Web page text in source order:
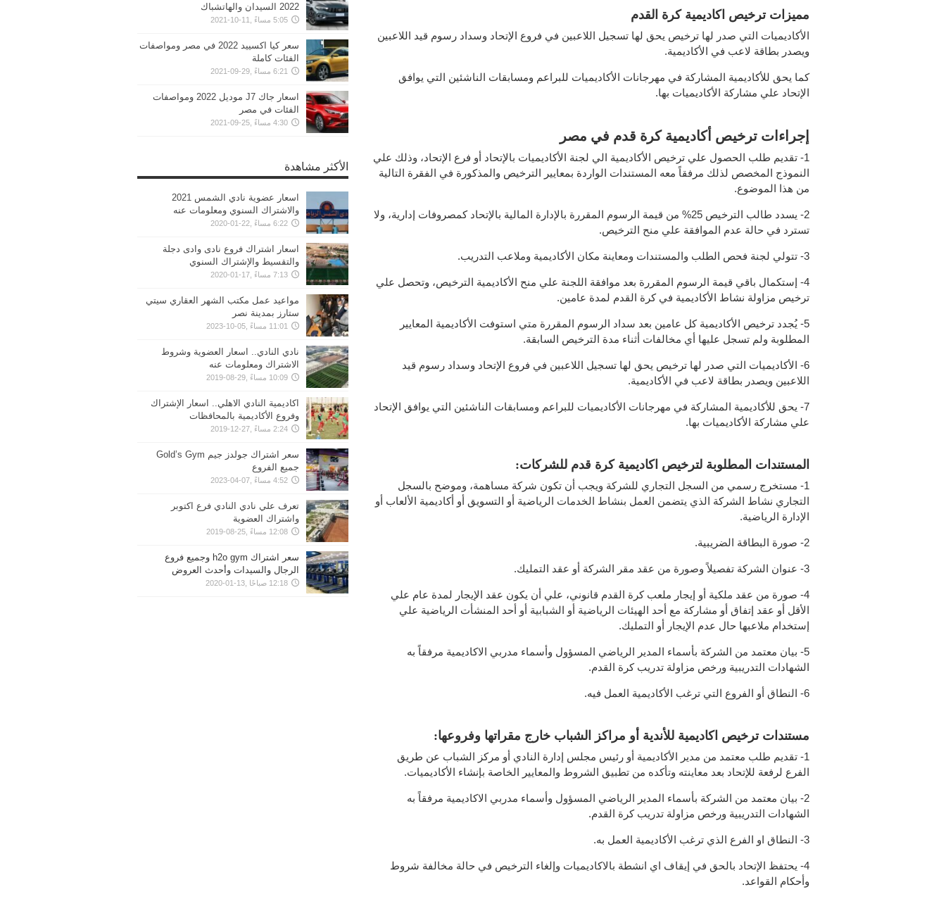
مميزات ترخيص اكاديمية كرة القدم
الأكاديميات التي صدر لها ترخيص يحق لها تسجيل اللاعبين في فروع الإتحاد وسداد رسوم قيد اللاعبين
ويصدر بطاقة لاعب في الأكاديمية.
كما يحق للأكاديمية المشاركة في مهرجانات الأكاديميات للبراعم ومسابقات الناشئين التي يوافق
الإتحاد علي مشاركة الأكاديميات بها.
إجراءات ترخيص أكاديمية كرة قدم في مصر
1- تقديم طلب الحصول علي ترخيص الأكاديمية الي لجنة الأكاديميات بالإتحاد أو فرع الإتحاد، وذلك علي
النموذج المخصص لذلك مرفقاً معه المستندات الواردة بمعايير الترخيص والمذكورة في الفقرة التالية
من هذا الموضوع.
2- يسدد طالب الترخيص 25% من قيمة الرسوم المقررة بالإدارة المالية بالإتحاد كمصروفات إدارية، ولا
تسترد في حالة عدم الموافقة علي منح الترخيص.
3- تتولي لجنة فحص الطلب والمستندات ومعاينة مكان الأكاديمية وملاعب التدريب.
4- إستكمال باقي قيمة الرسوم المقررة بعد موافقة اللجنة علي منح الأكاديمية الترخيص، وتحصل علي
ترخيص مزاولة نشاط الأكاديمية في كرة القدم لمدة عامين.
5- يُجدد ترخيص الأكاديمية كل عامين بعد سداد الرسوم المقررة متي استوفت الأكاديمية المعايير
المطلوبة ولم تسجل عليها أي مخالفات أثناء مدة الترخيص السابقة.
6- الأكاديميات التي صدر لها ترخيص يحق لها تسجيل اللاعبين في فروع الإتحاد وسداد رسوم قيد
اللاعبين ويصدر بطاقة لاعب في الأكاديمية.
7- يحق للأكاديمية المشاركة في مهرجانات الأكاديميات للبراعم ومسابقات الناشئين التي يوافق الإتحاد
علي مشاركة الأكاديميات بها.
المستندات المطلوبة لترخيص اكاديمية كرة قدم للشركات:
1- مستخرج رسمي من السجل التجاري للشركة ويجب أن تكون شركة مساهمة، وموضح بالسجل
التجاري نشاط الشركة الذي يتضمن العمل بنشاط الخدمات الرياضية أو التسويق أو أكاديمية الألعاب أو
الإدارة الرياضية.
2- صورة البطاقة الضريبية.
3- عنوان الشركة تفصيلاً وصورة من عقد مقر الشركة أو عقد التمليك.
4- صورة من عقد ملكية أو إيجار ملعب كرة القدم قانوني، علي أن يكون عقد الإيجار لمدة عام علي
الأقل أو عقد إتفاق أو مشاركة مع أحد الهيئات الرياضية أو الشبابية أو أحد المنشأت الرياضية علي
إستخدام ملاعبها حال عدم الإيجار أو التمليك.
5- بيان معتمد من الشركة بأسماء المدير الرياضي المسؤول وأسماء مدربي الاكاديمية مرفقاً به
الشهادات التدريبية ورخص مزاولة تدريب كرة القدم.
6- النطاق أو الفروع التي ترغب الأكاديمية العمل فيه.
مستندات ترخيص اكاديمية للأندية أو مراكز الشباب خارج مقراتها وفروعها:
1- تقديم طلب معتمد من مدير الأكاديمية أو رئيس مجلس إدارة النادي أو مركز الشباب عن طريق
الفرع لرفعة للإتحاد بعد معاينته وتأكده من تطبيق الشروط والمعايير الخاصة بإنشاء الأكاديميات.
2- بيان معتمد من الشركة بأسماء المدير الرياضي المسؤول وأسماء مدربي الاكاديمية مرفقاً به
الشهادات التدريبية ورخص مزاولة تدريب كرة القدم.
3- النطاق او الفرع الذي ترغب الأكاديمية العمل به.
4- يحتفظ الإتحاد بالحق في إيقاف اي انشطة بالاكاديميات وإلغاء الترخيص في حالة مخالفة شروط
وأحكام القواعد.
2022 السيدان والهاتشباك
5:05 مساءً ,11-10-2021
سعر كيا اكسييد 2022 في مصر ومواصفات
الفئات كاملة
6:21 مساءً ,29-09-2021
اسعار جاك J7 موديل 2022 ومواصفات
الفئات في مصر
4:30 مساءً ,25-09-2021
الأكثر مشاهدة
اسعار عضوية نادي الشمس 2021
والاشتراك السنوي ومعلومات عنه
6:22 مساءً ,22-01-2020
اسعار اشتراك فروع نادى وادى دجلة
والتقسيط والإشتراك السنوي
7:13 مساءً ,17-01-2020
مواعيد عمل مكتب الشهر العقاري سيتي
ستارز بمدينة نصر
11:01 مساءً ,05-10-2023
نادي النادي.. اسعار العضوية وشروط
الاشتراك ومعلومات عنه
10:09 مساءً ,29-08-2019
اكاديمية النادي الاهلي.. اسعار الإشتراك
وفروع الأكاديمية بالمحافظات
2:24 مساءً ,27-12-2019
سعر اشتراك جولدز جيم Gold’s Gym
جميع الفروع
4:52 مساءً ,07-04-2023
تعرف علي نادي النادي فرع اكتوبر
واشتراك العضوية
12:08 مساءً ,25-08-2019
سعر اشتراك h2o gym وجميع فروع
الرجال والسيدات وأحدث العروض
12:18 صباحًا ,13-01-2020